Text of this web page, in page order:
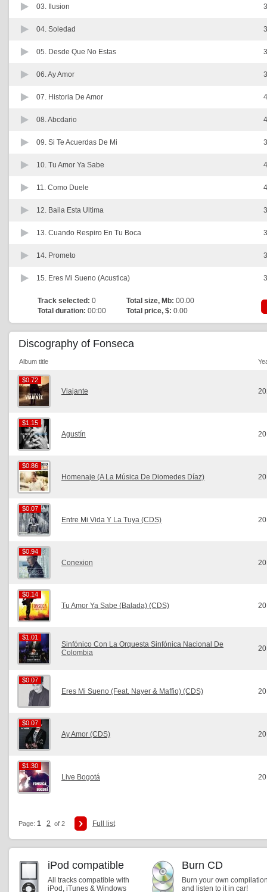
03. Ilusion
04. Soledad
05. Desde Que No Estas
06.Ay Amor
07. Historia De Amor
08.Abcdario
09. Si Te Acuerdas De Mi
10. Tu Amor Ya Sabe
11. Como Duele
12. Baila Esta Ultima
13. Cuando Respiro En Tu Boca
14. Prometo
15. Eres Mi Sueno (Acustica)
Track selected: 0 Total size, Mb: 00.00
Total duration: 00:00 Total price, $: 0.00
Discography of Fonseca
Album title
$0.72
$0.72
Viajante
$1.15
$1.15
Agustín
$0.86
$0.86
Homenaje (A La Música De Diomedes Díaz)
$0.07
$0.07
Entre Mi Vida Y La Tuya (CDS)
$0.94
$0.94
Conexion
$0.14
$0.14
Tu Amor Ya Sabe (Balada) (CDS)
$1.01
$1.01
Sinfónico Con La Orquesta Sinfónica Nacional De
Colombia
$0.07
$0.07
Eres Mi Sueno (Feat. Nayer & Maffio) (CDS)
$0.07
$0.07
Ay Amor (CDS)
$1.30
$1.30
Live Bogotá
Page: 1 2 of 2 Full list
iPod compatible
All tracks compatible with
iPod, iTunes & Windows
Burn CD
Burn your own
and listen to it in car!